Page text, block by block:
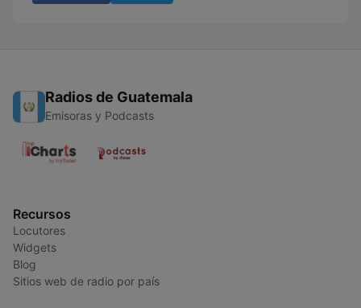
Radios de Guatemala
Emisoras y Podcasts
Recursos
Locutores
Widgets
Blog
Sitios web de radio por país